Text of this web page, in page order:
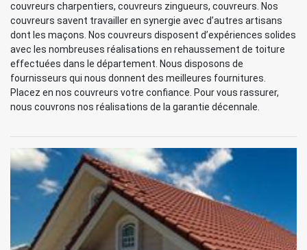
couvreurs charpentiers, couvreurs zingueurs, couvreurs. Nos
couvreurs savent travailler en synergie avec d’autres artisans
dont les maçons. Nos couvreurs disposent d’expériences solides
avec les nombreuses réalisations en rehaussement de toiture
effectuées dans le département. Nous disposons de
fournisseurs qui nous donnent des meilleures fournitures.
Placez en nos couvreurs votre confiance. Pour vous rassurer,
nous couvrons nos réalisations de la garantie décennale.